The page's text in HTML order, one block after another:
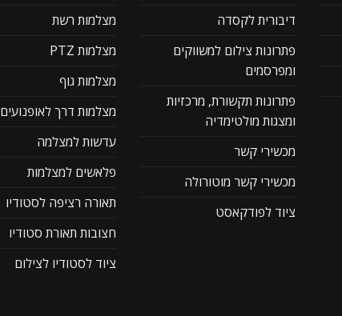
דיבורית לקסדה
פתרונות צילום למשווקים
ומפרסמים
פתרונות תקשורת, מרכזיות
ומצגות מולטימדיה
מכשירי קשר
מכשירי קשר מוטורולה
ציוד לפודקאסט
מצלמות רשת
מצלמות PTZ
מצלמות גוף
מצלמות דרך לאופנועים
עדשות למצלמה
פלאשים למצלמות
תאורה רציפה לסטודיו
חצובות תאורת סטודיו
ציוד לסטודיו לצילום